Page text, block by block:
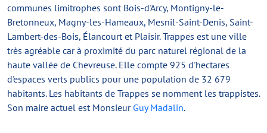
communes limitrophes sont Bois-d'Arcy, Montigny-le-
Bretonneux, Magny-les-Hameaux, Mesnil-Saint-Denis, Saint-
Lambert-des-Bois, Élancourt et Plaisir. Trappes est une ville
très agréable car à proximité du parc naturel régional de la
haute vallée de Chevreuse. Elle compte 925 d'hectares
d'espaces verts publics pour une population de 32 679
habitants. Les habitants de Trappes se nomment les trappistes.
Son maire actuel est Monsieur Guy Madalin.